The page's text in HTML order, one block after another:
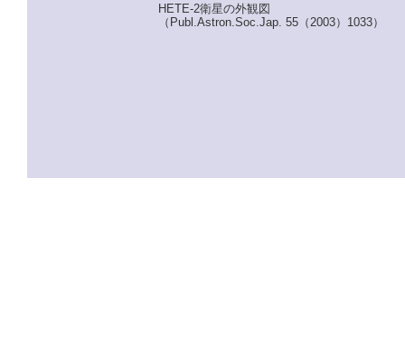
HETE-2衛星の外観図
（Publ.Astron.Soc.Jap. 55（2003）1033）